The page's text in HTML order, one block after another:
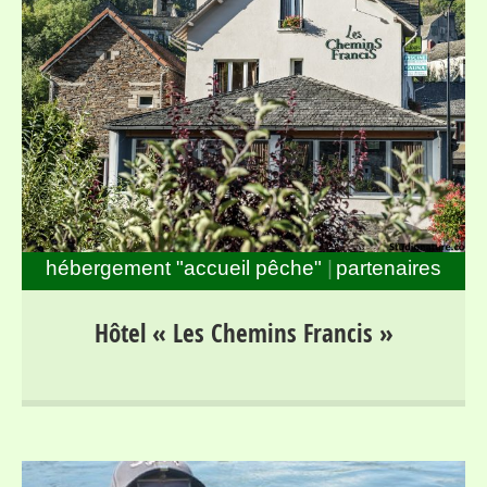
Séjours pour randonneurs et pêcheurs dans la haute
vallée du Lot, entre Mont Lozère et Margeride, au bord
hébergement "accueil pêche" partenaires
Hôtel « Les Chemins Francis »